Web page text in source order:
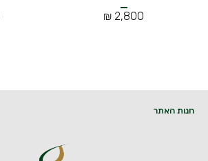
2,800 ₪
חנות האתר